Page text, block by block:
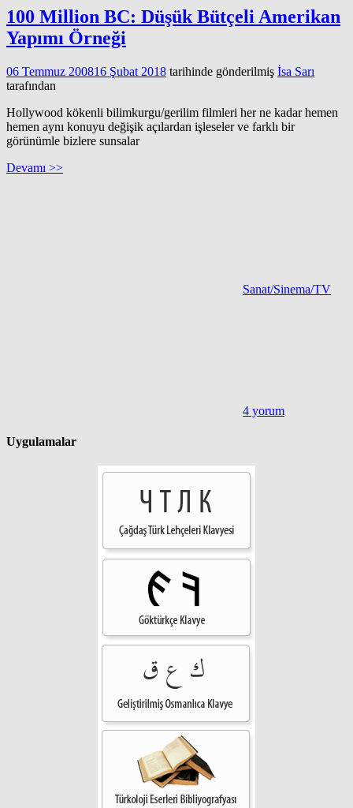
100 Million BC: Düşük Bütçeli Amerikan
Yapımı Örneği
06 Temmuz 200816 Şubat 2018 tarihinde gönderilmiş İsa Sarı
tarafından
Hollywood kökenli bilimkurgu/gerilim filmleri her ne kadar hemen
hemen aynı konuyu değişik açılardan işleseler ve farklı bir
görünümle bizlere sunsalar
Devamı >>
Sanat/Sinema/TV
4 yorum
Uygulamalar